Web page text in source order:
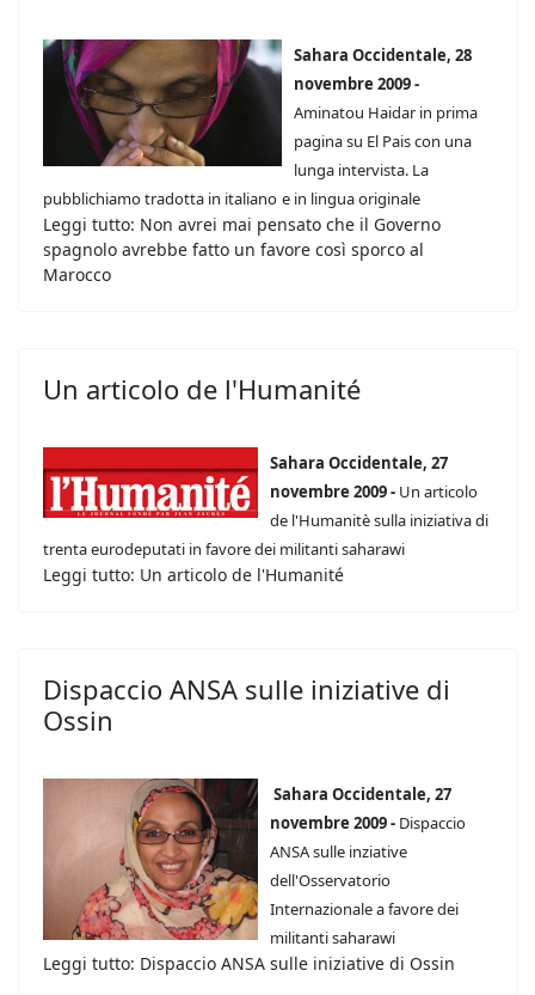
Sahara Occidentale, 28
novembre 2009 -
Aminatou Haidar in prima
pagina su El Pais con una
lunga intervista. La
pubblichiamo tradotta in italiano e in lingua originale
Leggi tutto: Non avrei mai pensato che il Governo
spagnolo avrebbe fatto un favore così sporco al
Marocco
Un articolo de l'Humanité
Sahara Occidentale, 27
novembre 2009 - Un articolo
de l'Humanitè sulla iniziativa di
trenta eurodeputati in favore dei militanti saharawi
Leggi tutto: Un articolo de l'Humanité
Dispaccio ANSA sulle iniziative di
Ossin
Sahara Occidentale, 27
novembre 2009 - Dispaccio
ANSA sulle inziative
dell'Osservatorio
Internazionale a favore dei
militanti saharawi
Leggi tutto: Dispaccio ANSA sulle iniziative di Ossin